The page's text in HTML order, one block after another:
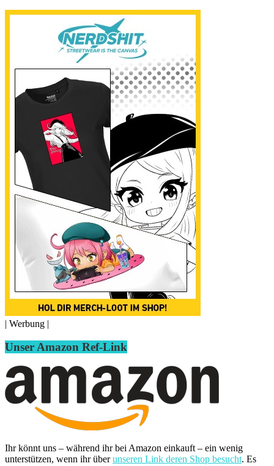
| Werbung |
Unser Amazon Ref-Link
Ihr könnt uns – während ihr bei Amazon einkauft – ein wenig
unterstützen, wenn ihr überunseren Link deren Shop besucht. Es